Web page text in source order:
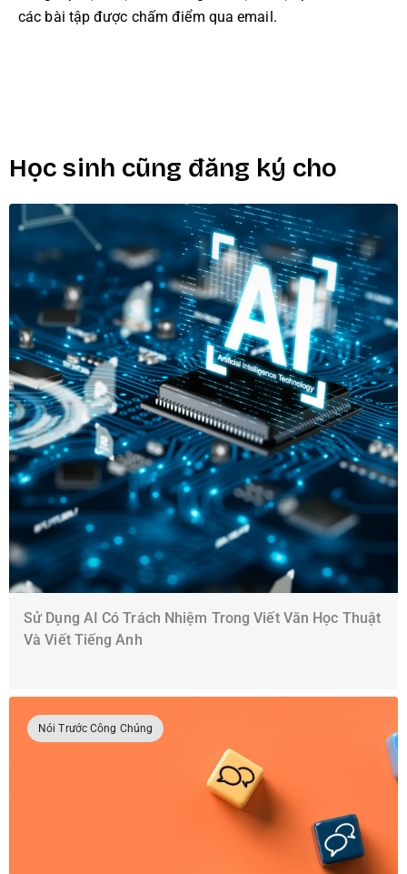
các bài tập được chấm điểm qua email.
Học sinh cũng đăng ký cho
Sử Dụng AI Có Trách Nhiệm Trong Viết Văn Học Thuật
Và Viết Tiếng Anh
Nói Trước Công Chúng